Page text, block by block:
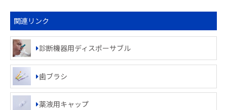
関連リンク
診断機器用ディスポーサブル
歯ブラシ
薬液用キャップ